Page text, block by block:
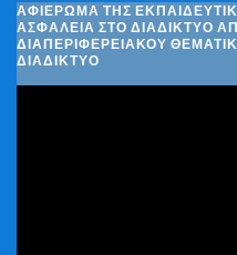
ΑΦΙΈΡΩΜΑ ΤΗΣ
ΑΣΦΆΛΕΙΑ ΣΤΟ ΔΙΑΔΊΚΤΥΟ
ΔΙΑΠΕΡΙΦΕΡΕΙΑΚΟΎ
ΔΙΑΔΊΚΤΥΟ